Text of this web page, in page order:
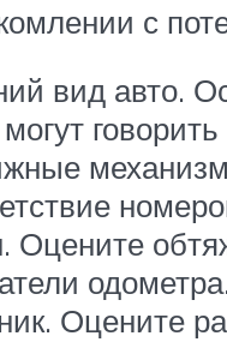
с
вид авто.
Оцените
одометра.
Оцените